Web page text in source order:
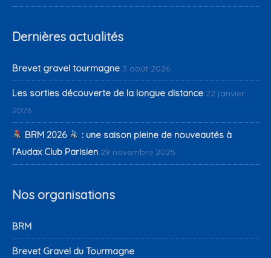
Dernières actualités
Brevet gravel tourmagne 3 août 2026
Les sorties découverte de la longue distance 22 janvier
2026
BRM 2026
: une saison pleine de nouveautés à
l’Audax Club Parisien 29 novembre 2025
Nos organisations
BRM
Brevet Gravel du Tourmagne